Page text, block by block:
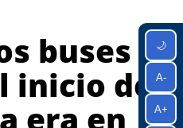
🌙
A-
A+
buses
inicio de
era en